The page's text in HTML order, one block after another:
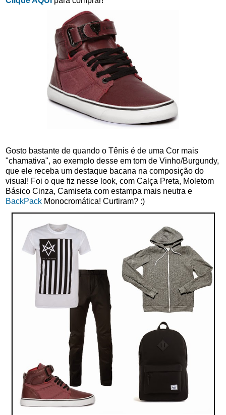
Gosto bastante de quando o Tênis é de uma Cor mais
"chamativa", ao exemplo desse em tom de Vinho/Burgundy,
que ele receba um destaque bacana na composição do
visual! Foi o que fiz nesse look, com Calça Preta, Moletom
Básico Cinza, Camiseta com estampa mais neutra e
BackPack Monocromática! Curtiram? :)